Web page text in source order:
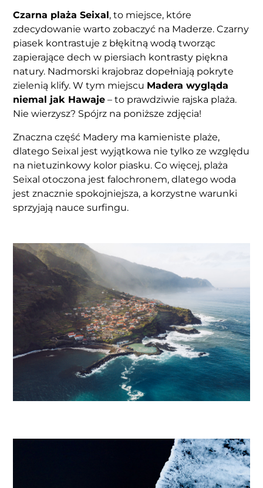
Czarna plaża Seixal, to miejsce, które
zdecydowanie warto zobaczyć na Maderze. Czarny
piasek kontrastuje z błękitną wodą tworząc
zapierające dech w piersiach kontrasty piękna
natury. Nadmorski krajobraz dopełniają pokryte
zielenią klify. W tym miejscu Madera wygląda
niemal jak Hawaje – to prawdziwie rajska plaża.
Nie wierzysz? Spójrz na poniższe zdjęcia!
Znaczna część Madery ma kamieniste plaże,
dlatego Seixal jest wyjątkowa nie tylko ze względu
na nietuzinkowy kolor piasku. Co więcej, plaża
Seixal otoczona jest falochronem, dlatego woda
jest znacznie spokojniejsza, a korzystne warunki
sprzyjają nauce surfingu.